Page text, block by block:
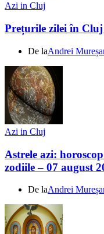
Azi in Cluj
Prețurile zilei în Cluj
De laAndrei
Azi in Cluj
Astrele azi:
zodiile – 07 august
De laAndrei